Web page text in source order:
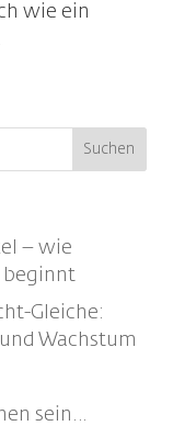
wie ein
– wie
beginnt
Gleiche:
Wachstum
sein…